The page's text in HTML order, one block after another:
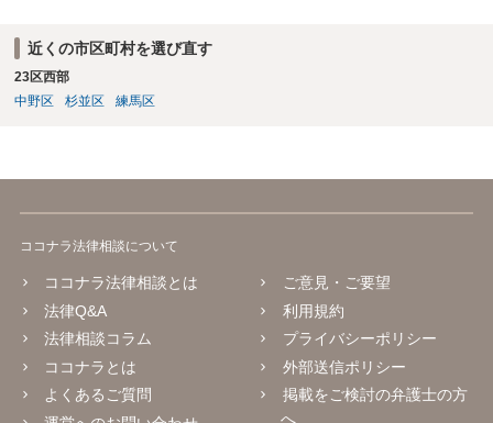
近くの市区町村を選び直す
23区西部
中野区
杉並区 練馬区
ココナラ法律相談について
ココナラ法律相談とは
法律Q&A
法律相談コラム
ココナラとは
よくあるご質問
ご意見・ご要望
利用規約
プライバシーポリシー
外部送信ポリシー
掲載をご検討の弁護士の方
へ